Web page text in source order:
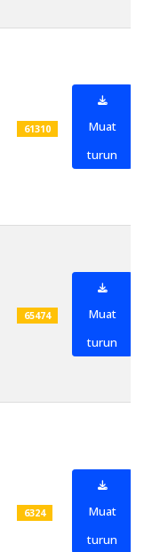
61310
Muat
turun
65474
Muat
turun
6324
Muat
turun